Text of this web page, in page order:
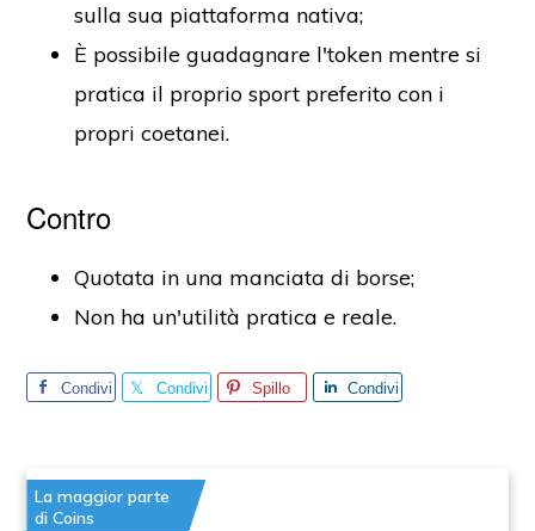
sulla sua piattaforma nativa;
È possibile guadagnare l'token mentre si
pratica il proprio sport preferito con i
propri coetanei.
Contro
Quotata in una manciata di borse;
Non ha un'utilità pratica e reale.
Condivi
Condivi
Spillo
Condivi
La maggior parte
di Coins